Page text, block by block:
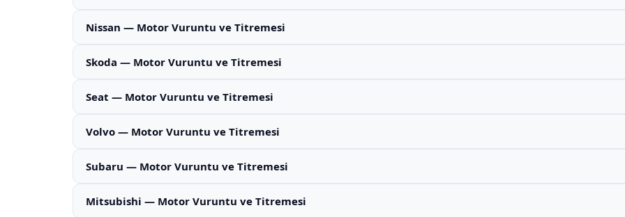
Nissan — Motor Vuruntu ve Titremesi
Skoda — Motor Vuruntu ve Titremesi
Seat — Motor Vuruntu ve Titremesi
Volvo — Motor Vuruntu ve Titremesi
Subaru — Motor Vuruntu ve Titremesi
Mitsubishi — Motor Vuruntu ve Titremesi